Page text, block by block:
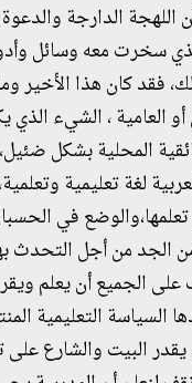
الدارجة
سخرت معه وسائل
فقد كان هذا الأخير
العامية ، الشيء الذي
المحلية بشكل
لغة تعليمية
في
من أجل التحدث بها،
على الجميع أن يعلم
السياسة التعليمية
البيت والشارع على